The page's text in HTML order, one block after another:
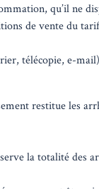
qu’il ne
de vente du
télécopie, e-
restitue les
la totalité des